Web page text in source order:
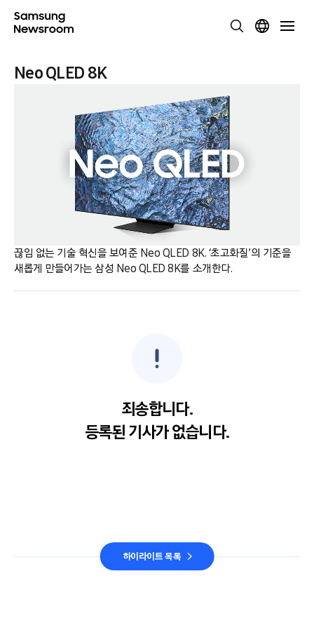
Neo QLED 8K
끊임 없는 기술 혁신을 보여준 Neo QLED 8K. ‘초고화질’의 기준을
새롭게 만들어가는 삼성 Neo QLED 8K를 소개한다.
죄송합니다.
등록된 기사가 없습니다.
하이라이트 목록